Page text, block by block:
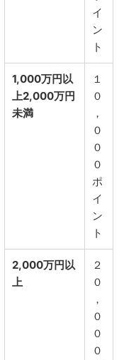
イ
ン
ト
1,000万円以
上2,000万円
未満
１
０
，
０
０
０
ポ
イ
ン
ト
2,000万円以
上
２
０
，
０
０
０